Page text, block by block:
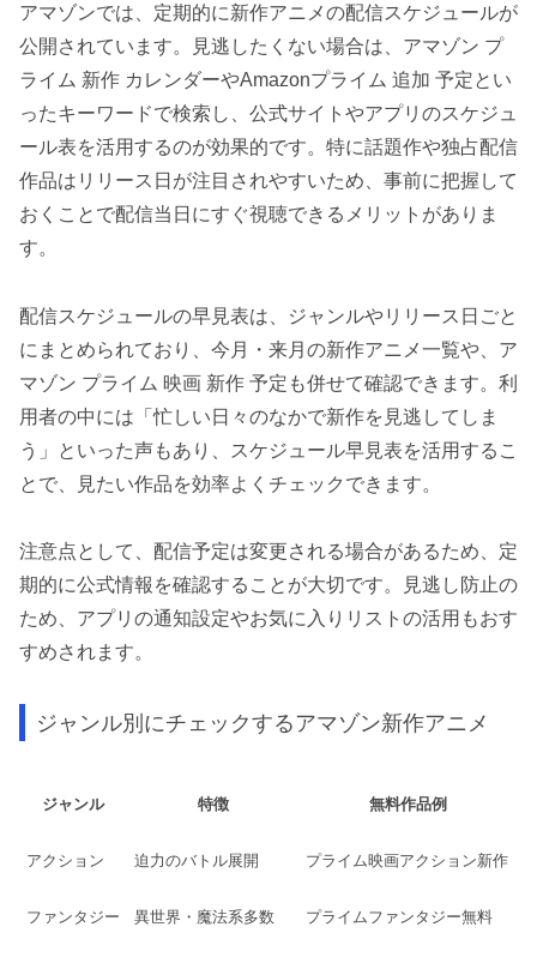
アマゾンでは、定期的に新作アニメの配信スケジュールが
公開されています。見逃したくない場合は、アマゾン プ
ライム 新作 カレンダーやAmazonプライム 追加 予定とい
ったキーワードで検索し、公式サイトやアプリのスケジュ
ール表を活用するのが効果的です。特に話題作や独占配信
作品はリリース日が注目されやすいため、事前に把握して
おくことで配信当日にすぐ視聴できるメリットがありま
す。
配信スケジュールの早見表は、ジャンルやリリース日ごと
にまとめられており、今月・来月の新作アニメ一覧や、ア
マゾン プライム 映画 新作 予定も併せて確認できます。利
用者の中には「忙しい日々のなかで新作を見逃してしま
う」といった声もあり、スケジュール早見表を活用するこ
とで、見たい作品を効率よくチェックできます。
注意点として、配信予定は変更される場合があるため、定
期的に公式情報を確認することが大切です。見逃し防止の
ため、アプリの通知設定やお気に入りリストの活用もおす
すめされます。
ジャンル別にチェックするアマゾン新作アニメ
ジャンル 特徴 無料作品例
アクション 迫力のバトル展開 プライム映画アクション新作
ファンタジー 異世界・魔法系多数 プライムファンタジー無料